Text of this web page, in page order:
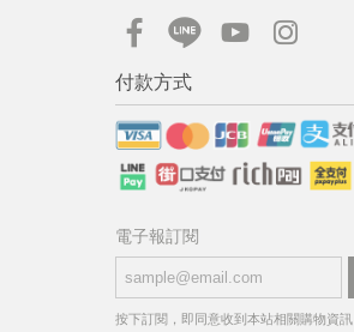
付款方式
電子報訂閱
按下訂閱，即同意收到本站相關購物資訊